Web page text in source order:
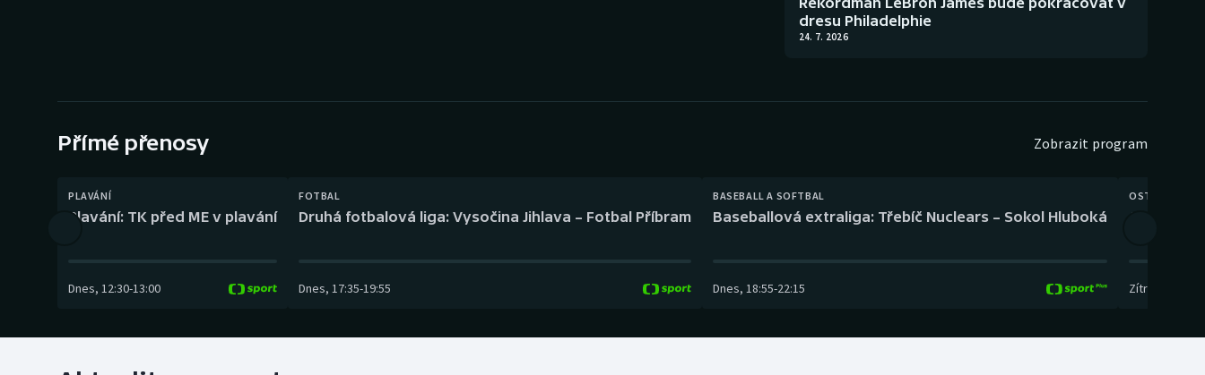
Gymnastika Plážový volejbal
dresu Philadelphie
24. 7. 2026
Přímé přenosy Zobrazit program
PLAVÁNÍ
Plavání: TK před ME v plavání
Dnes, 12:30-13:00
FOTBAL
Druhá fotbalová liga: Vysočina Jihlava – Fotbal Příbram
Dnes, 17:35-19:55
BASEBALL A SOFTBAL
Baseballová extraliga: Třebíč Nuclears – Sokol Hluboká
Dnes, 18:55-22:15
OSTATNÍ
Zítra